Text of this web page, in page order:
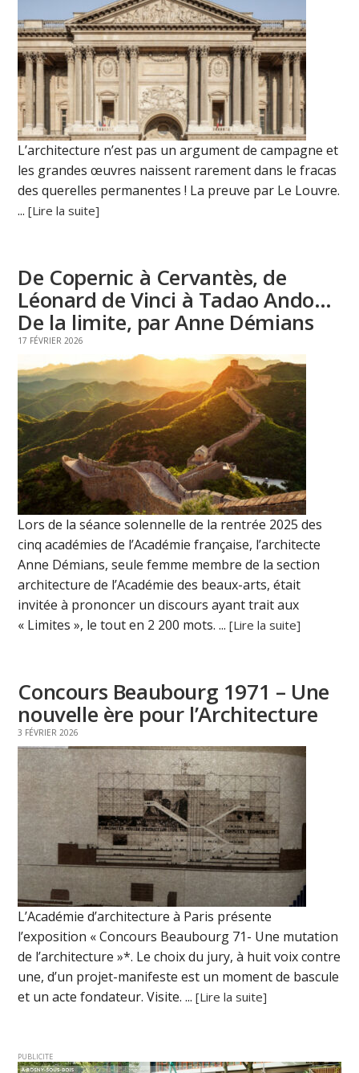
L’architecture n’est pas un argument de campagne et
les grandes œuvres naissent rarement dans le fracas
des querelles permanentes ! La preuve par Le Louvre.
...[Lire la suite]
De Copernic à Cervantès, de
Léonard de Vinci à Tadao Ando…
De la limite, par Anne Démians
17 FÉVRIER 2026
Lors de la séance solennelle de la rentrée 2025 des
cinq académies de l’Académie française, l’architecte
Anne Démians, seule femme membre de la section
architecture de l’Académie des beaux-arts, était
invitée à prononcer un discours ayant trait aux
« Limites », le tout en 2 200 mots. ...[Lire la suite]
Concours Beaubourg 1971 – Une
nouvelle ère pour l’Architecture
3 FÉVRIER 2026
L’Académie d’architecture à Paris présente
l’exposition « Concours Beaubourg 71- Une mutation
de l’architecture »*. Le choix du jury, à huit voix contre
une, d’un projet-manifeste est un moment de bascule
et un acte fondateur. Visite. ...[Lire la suite]
PUBLICITE